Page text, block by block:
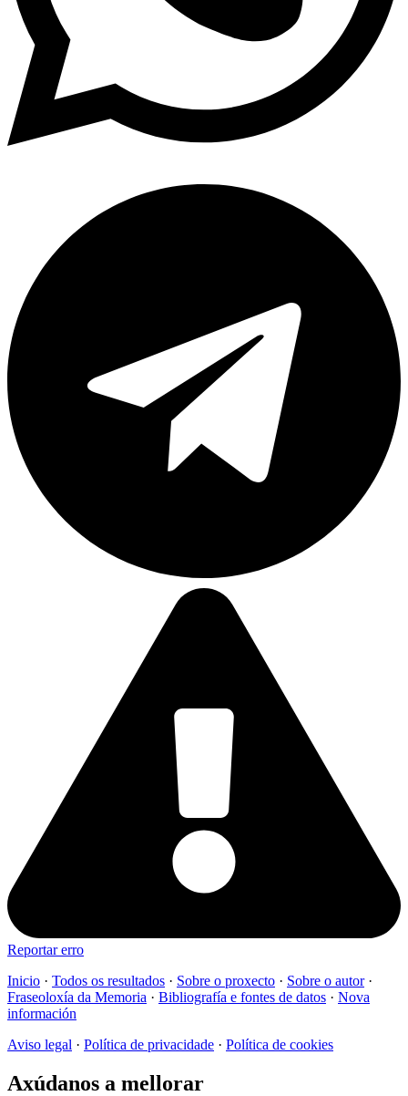
Reportar erro
Inicio · Todos os resultados · Sobre o proxecto · Sobre o autor·
Fraseoloxía da Memoria · Bibliografía e fontes de datos · Nova
información
Aviso legal · Política de privacidade · Política de cookies
Axúdanos a mellorar